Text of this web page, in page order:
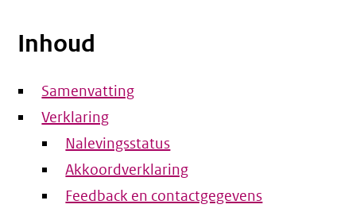
Inhoud
Samenvatting
Verklaring
Nalevingsstatus
Akkoordverklaring
Feedback en contactgegevens